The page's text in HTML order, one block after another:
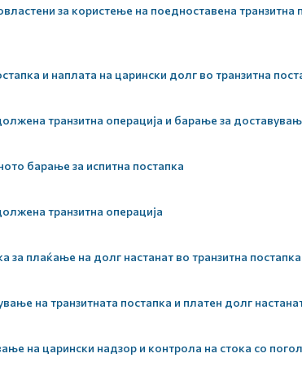
за користење на поедноставена транзитна
и наплата на царински долг во транзитна
транзитна операција и барање за
барање за испитна постапка
транзитна операција
за плаќање на долг настанат во транзитна постапка
на транзитната постапка и платен долг
на царински надзор и контрола на стока со